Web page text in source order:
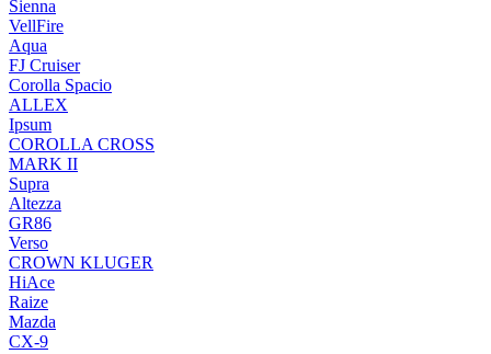
Sienna
VellFire
Aqua
FJ Cruiser
Corolla Spacio
ALLEX
Ipsum
COROLLA CROSS
MARK II
Supra
Altezza
GR86
Verso
CROWN KLUGER
HiAce
Raize
Mazda
CX-9